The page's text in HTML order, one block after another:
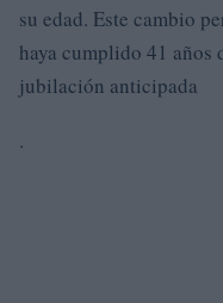
su edad. Este cambio
haya cumplido 41 años
jubilación anticipada
.